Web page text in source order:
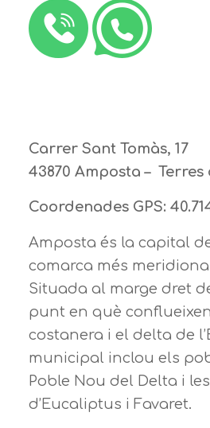
Carrer Sant Tomàs, 17
43870 Amposta – Terres
Coordenades GPS:
Amposta és la capital
comarca més
Situada al marge dret
punt en què
costanera i el delta de
municipal inclou els
Poble Nou del Delta i
d’Eucaliptus i Favaret.